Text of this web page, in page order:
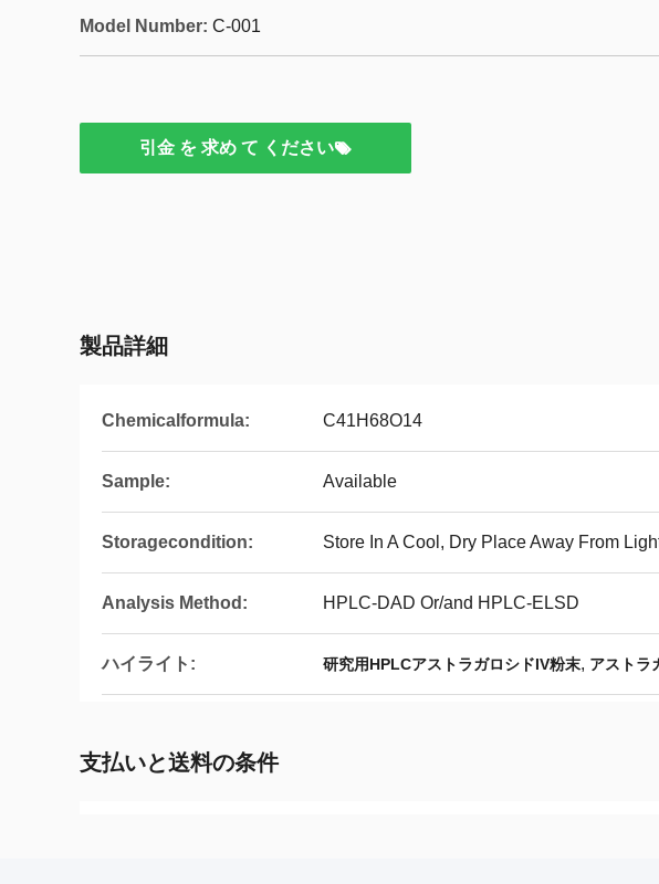
Model Number: C-001
引金 を 求め て ください
製品詳細
Chemicalformula: C41H68O14
Sample: Available
Storagecondition: Store In A Cool, Dry Place Away From
Analysis Method: HPLC-DAD Or/and HPLC-ELSD
ハイライト: 研究用HPLCアストラガロシドIV粉末, アストラ
支払いと送料の条件